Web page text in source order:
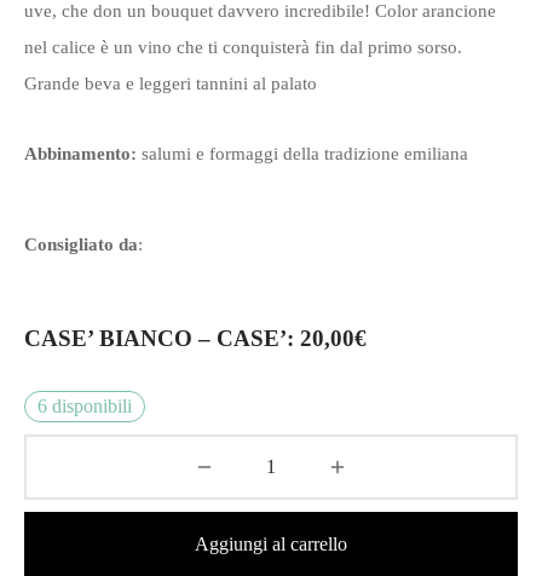
uve, che don un bouquet davvero incredibile! Color arancione
nel calice è un vino che ti conquisterà fin dal primo sorso.
Grande beva e leggeri tannini al palato
Abbinamento: salumi e formaggi della tradizione emiliana
Consigliato da:
CASE’ BIANCO – CASE’: 20,00€
6 disponibili
Aggiungi al carrello